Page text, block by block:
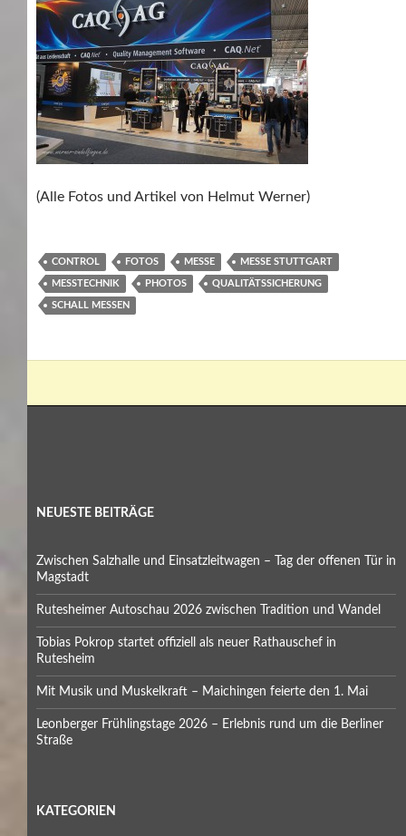
(Alle Fotos und Artikel von Helmut Werner)
CONTROL FOTOS MESSE MESSE STUTTGART
MESSTECHNIK PHOTOS QUALITÄTSSICHERUNG
SCHALL MESSEN
NEUESTE BEITRÄGE
Zwischen Salzhalle und Einsatzleitwagen – Tag der offenen Tür in
Magstadt
Rutesheimer Autoschau 2026 zwischen Tradition und Wandel
Tobias Pokrop startet offiziell als neuer Rathauschef in
Rutesheim
Mit Musik und Muskelkraft – Maichingen feierte den 1. Mai
Leonberger Frühlingstage 2026 – Erlebnis rund um die Berliner
Straße
KATEGORIEN